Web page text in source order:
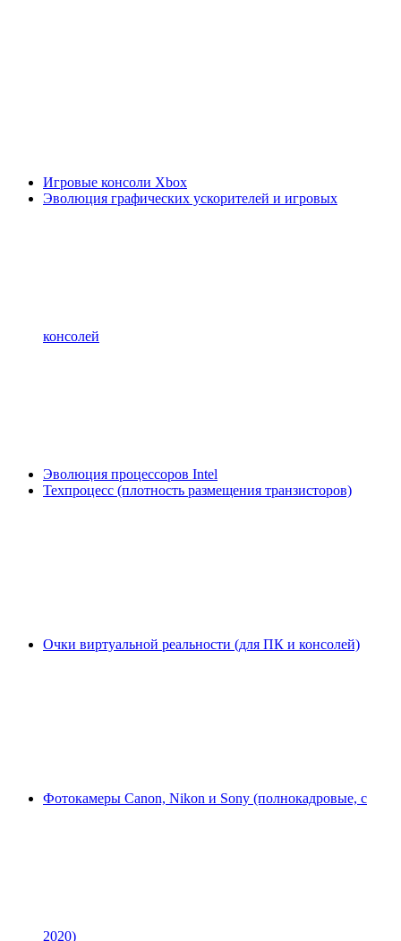
Игровые консоли Xbox
Эволюция графических ускорителей и игровых
консолей
Эволюция процессоров Intel
Техпроцесс (плотность размещения транзисторов)
Очки виртуальной реальности (для ПК и консолей)
Фотокамеры Canon, Nikon и Sony (полнокадровые, с
2020)